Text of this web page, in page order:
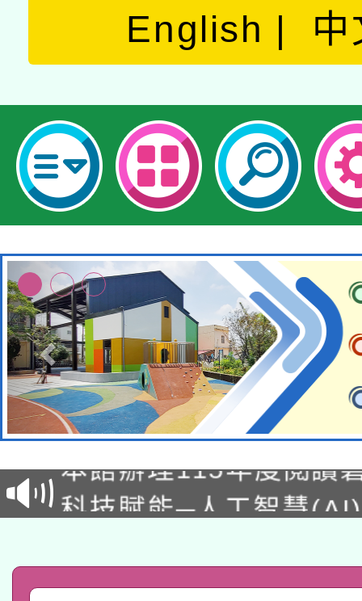
English 中
適應運動共學行動站研
暨閱讀推動專業研習
科技賦能─人工智慧
「數位內容與教學軟體